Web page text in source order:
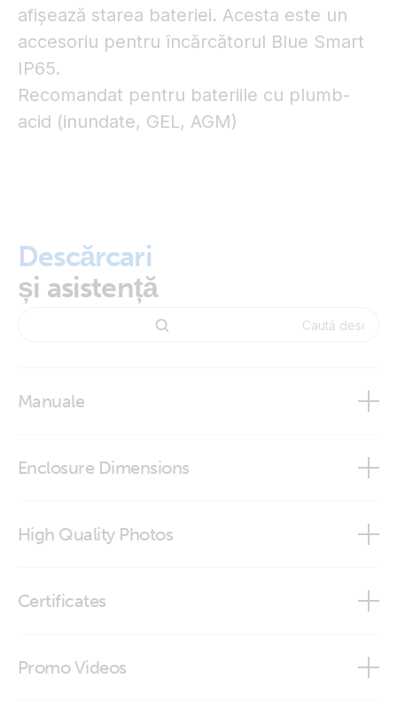
afișează starea bateriei. Acesta este un
accesoriu pentru încărcătorul Blue Smart
IP65.
Recomandat pentru bateriile cu plumb-
acid (inundate, GEL, AGM)
Descărcari
și asistență
Manuale
Enclosure Dimensions
High Quality Photos
Battery indicator panel (front)
Certificates
Promo Videos